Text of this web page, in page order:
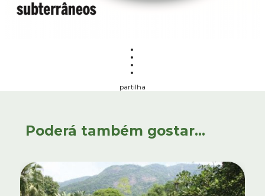
partilha
Poderá também gostar...